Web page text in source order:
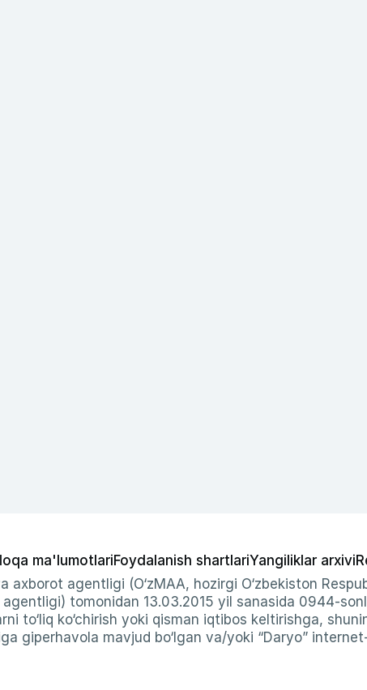
ma'lumotlariFoydalanish shartlariYangiliklar arxivi
axborot agentligi (O‘zMAA, hozirgi O‘zbekiston
tomonidan 13.03.2015 yil sanasida 0944-
to‘liq ko‘chirish yoki qisman iqtibos keltirishga,
giperhavola mavjud bo‘lgan va/yoki “Daryo”